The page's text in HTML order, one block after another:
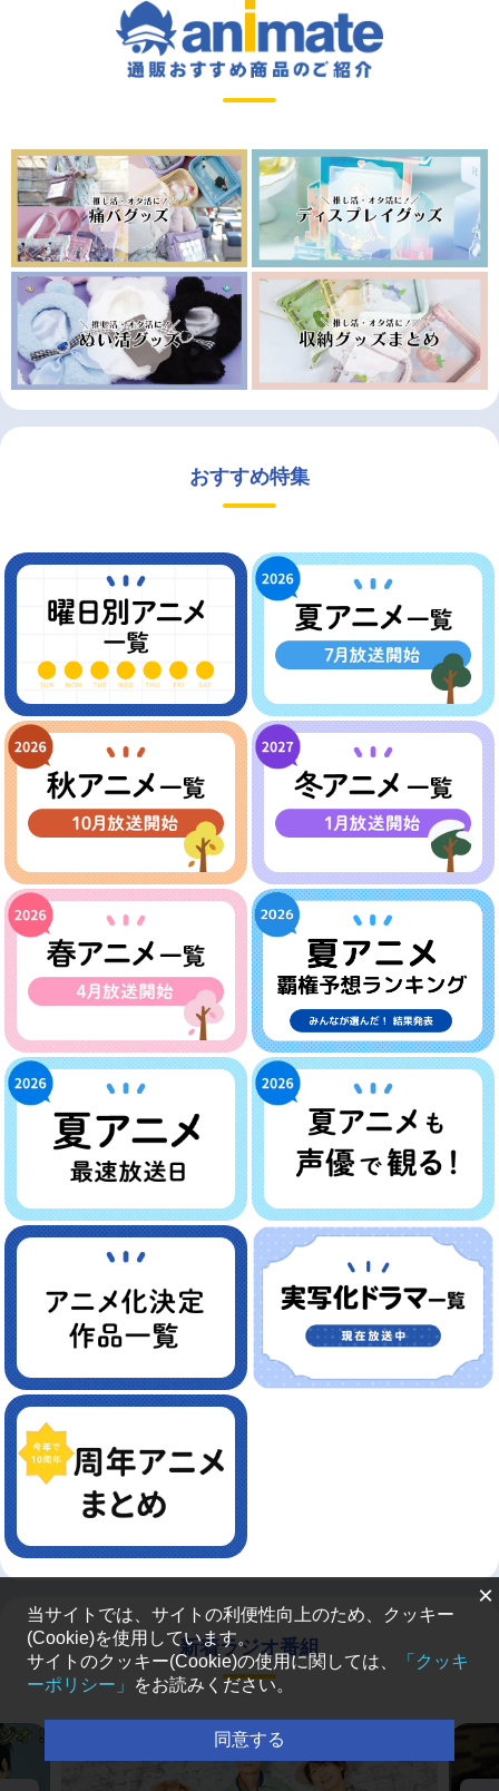
おすすめ特集
新着ラジオ番組
×
当サイトでは、サイトの利便性向上のため、クッキー
(Cookie)を使用しています。
サイトのクッキー(Cookie)の使用に関しては、
「クッキ
ーポリシー」
をお読みください。
同意する